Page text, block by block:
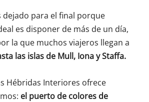
dejado para el final porque
es disponer de más de un día,
la que muchos viajeros llegan a
las islas de Mull, Iona y Staffa.
Hébridas Interiores ofrece
el puerto de colores de